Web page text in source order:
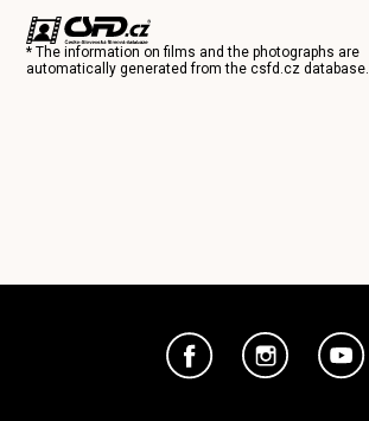
* The information on films and the photographs are
automatically generated from thecsfd.cz database.